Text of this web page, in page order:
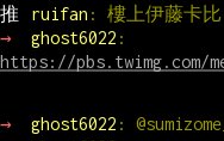
推
ruifan : 樓上伊藤卡比
→
ghost6022
https://pbs.twimg.com/
→ ghost6022 :